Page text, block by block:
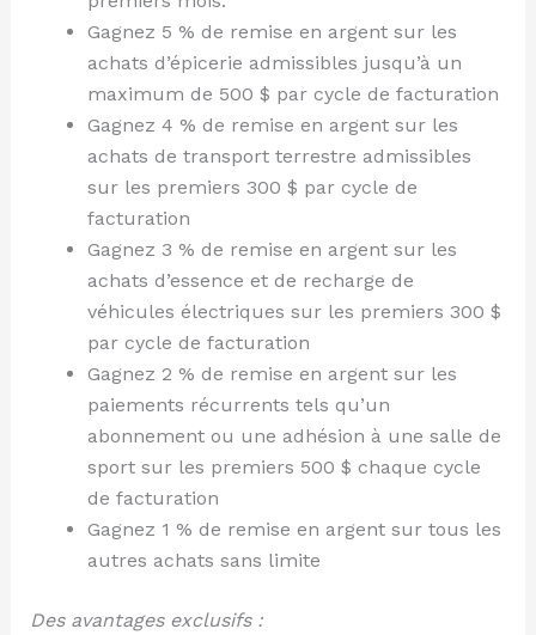
Gagnez 5 % de remise en argent sur les
achats d’épicerie admissibles jusqu’à un
maximum de 500 $ par cycle de facturation
Gagnez 4 % de remise en argent sur les
achats de transport terrestre admissibles
sur les premiers 300 $ par cycle de
facturation
Gagnez 3 % de remise en argent sur les
achats d’essence et de recharge de
véhicules électriques sur les premiers 300 $
par cycle de facturation
Gagnez 2 % de remise en argent sur les
paiements récurrents tels qu’un
abonnement ou une adhésion à une salle de
sport sur les premiers 500 $ chaque cycle
de facturation
Gagnez 1 % de remise en argent sur tous les
autres achats sans limite
Des avantages exclusifs :